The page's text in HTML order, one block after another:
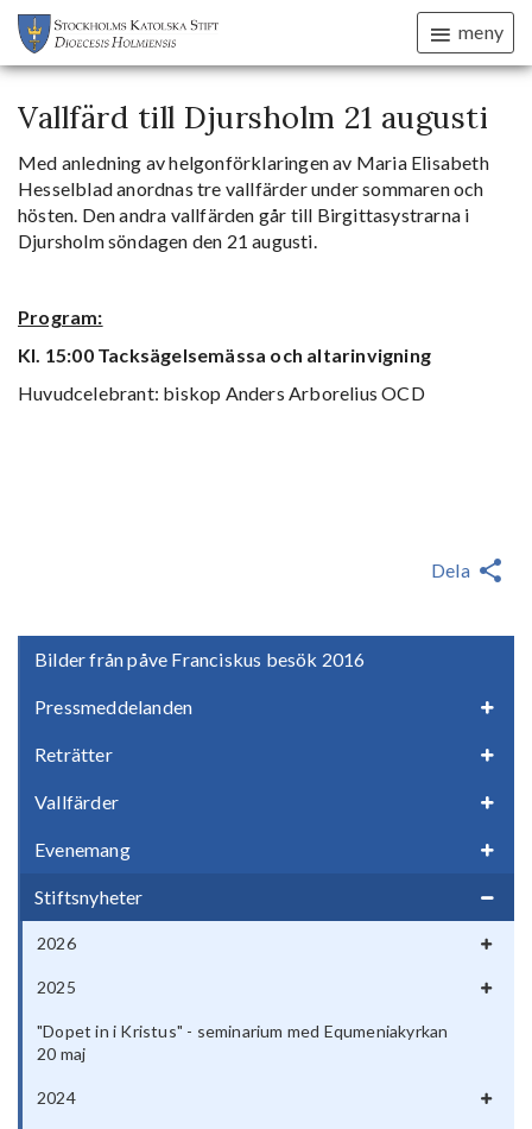
meny
Bilder från påve Franciskus besök 2016
Pressmeddelanden
Reträtter
Vallfärder
Evenemang
Stiftsnyheter
2026
2025
"Dopet in i Kristus" - seminarium med Equmeniakyrkan
20 maj
2024
Vallfärd till Djursholm 21 augusti
Med anledning av helgonförklaringen av Maria Elisabeth
Hesselblad anordnas tre vallfärder under sommaren och
hösten. Den andra vallfärden går till Birgittasystrarna i
Djursholm söndagen den 21 augusti.
Program:
Kl. 15:00 Tacksägelsemässa och altarinvigning
Huvudcelebrant: biskop Anders Arborelius OCD
Dela